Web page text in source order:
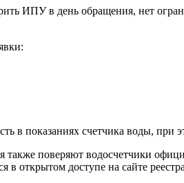
ИПУ в день обращения, нет
в показаниях счетчика воды, при
также поверяют водосчетчики
в открытом доступе на сайте